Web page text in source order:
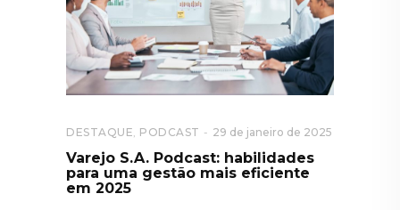
DESTAQUE PODCAST 29 de janeiro de 2025
Varejo S.A. Podcast: habilidades
para uma gestão mais eficiente
em 2025